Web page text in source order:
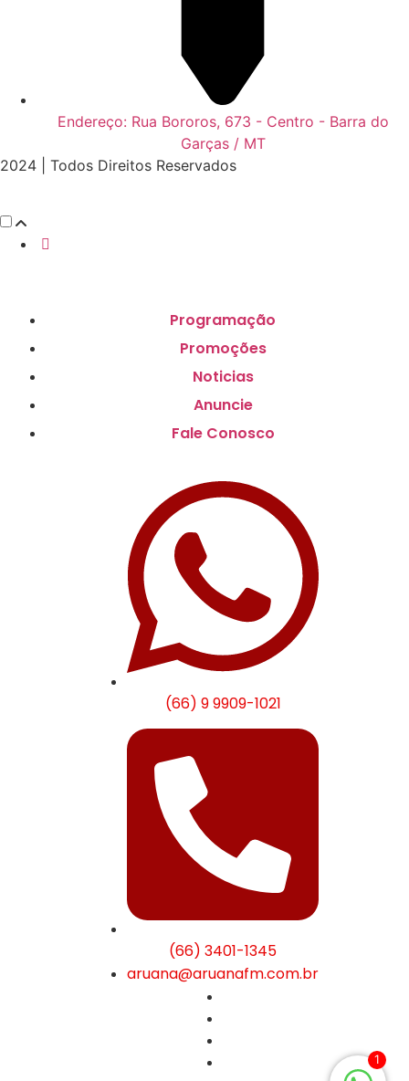
Endereço: Rua Bororos, 673 - Centro - Barra do
Garças / MT
2024 | Todos Direitos Reservados
1
Programação
Promoções
Noticias
Anuncie
Fale Conosco
(66) 9 9909-1021
(66) 3401-1345
aruana@aruanafm.com.br